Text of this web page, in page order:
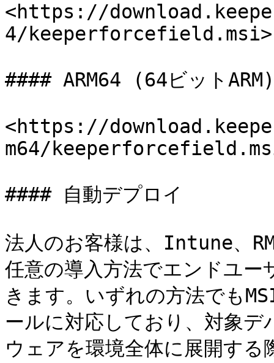
<https://
4/keeperforcefield.msi>
#### ARM64 (64ビットARM)
<https://
m64/
#### 自動デプロイ
法人のお客様は、Intune、
任意の導入方法でエンドユ
きます。いずれの方法でも
ールに対応しており、対象
ウェアを環境全体に展開す